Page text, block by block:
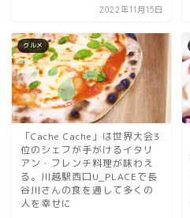
2022年11月15日
グルメ
「Cache Cache」は世界大会3
位のシェフが手がけるイタリ
アン・フレンチ料理が味わえ
る。川越駅西口U_PLACEで長
谷川さんの食を通して多くの
人を幸せに